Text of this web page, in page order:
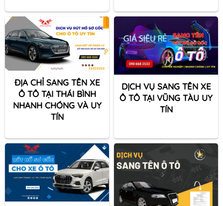
ĐỊA CHỈ SANG TÊN XE
Ô TÔ TẠI THÁI BÌNH
NHANH CHÓNG VÀ UY
TÍN
DỊCH VỤ SANG TÊN XE
Ô TÔ TẠI VŨNG TÀU UY
TÍN